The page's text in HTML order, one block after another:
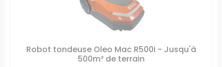
Robot tondeuse Oleo Mac R500i - Jusqu'à
500m² de terrain